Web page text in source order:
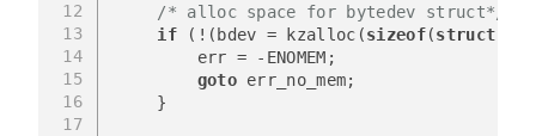
12
13
14
15
16
17
/* alloc space for bytedev struct*/
if (!(bdev = kzalloc(sizeof(struct
        err = -ENOMEM;
goto err_no_mem;
    }